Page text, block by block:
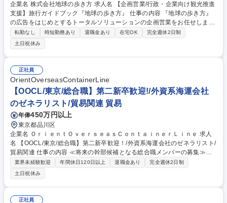
企業名 株式会社地球の歩き方 求人名 【企画営業/行政・企業向け観光推進
支援】旅行ガイドブック『地球の歩き方』 仕事の内容 『地球の歩き方』
の広告をはじめとするトータルソリューションの企画営業をお任せしま
す。クライアントは、観光（海外旅行、国内旅行、インバウンド）で地域
や事業を推進したい国内外の行政や企業です。 【業務詳細】■『地球の歩
き方』は海外旅行ガイドブックのNo.1ブランドであり、国内旅行において
も牽引しております。観光推進支援においても、業界を牽引する意欲的な
取り組みが期待されています■インバウンドは、日本の地域の未来を担う
国策事業です。「GOOD LUCK TRIP」は、海外旅行ガイドブックと同様
に、インバウンドのトップブランドに成長しております■旅が業務であ
り、日常です。旅好きにはこれ以上ない環境です 募集職種 【企画営業/行
政・企業向け観光推進支援】旅行ガイドブック『地球の歩き方』
転勤なし 時短勤務あり 退職金あり 在宅OK
完全週休2日制
土日祝休み
正社員
OrientOverseasContainerLine
【OOCL/東京/総合職】第二新卒歓迎!/外資系海運会社
のゼネラリスト/貿易関連 貿易
年俸450万円以上
東京都品川区
企業名 ＯｒｉｅｎｔＯｖｅｒｓｅａｓＣｏｎｔａｉｎｅｒＬｉｎｅ 求人
名 【OOCL/東京/総合職】第二新卒歓迎！/外資系海運会社のゼネラリスト/
貿易関連 仕事の内容 ≪将来の幹部候補となる総合職メンバーの募集≫入
社後は東京本店にて、下記いずれかの業務を担当していただきます。配属
は適性や組織状況を踏まえて決定し、将来的には船社業務全体を幅広く経
験できる環境です。 【営業】主に既存顧客への海上輸送提案、スペースや
運賃・契約条件に関する社内外の調整、各部門と連携した顧客対応を担い
ます。 【カスタマーサービス】輸出入の窓口。ブッキング、到着案内、B/
業界未経験歓迎 年間休日120日以上 退職金あり
完全週休2日制
土日祝休み
正社員